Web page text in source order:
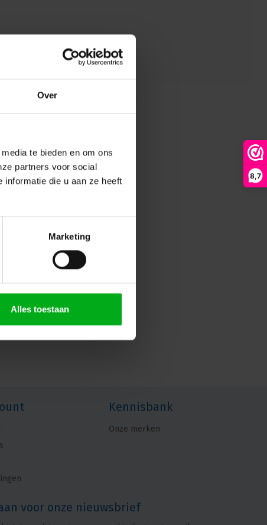
Over
te bieden en om ons
partners voor social
informatie die u aan ze heeft
Marketing
Alles toestaan
8,7
Kennisbank
Onze merken
voor onze nieuwsbrief